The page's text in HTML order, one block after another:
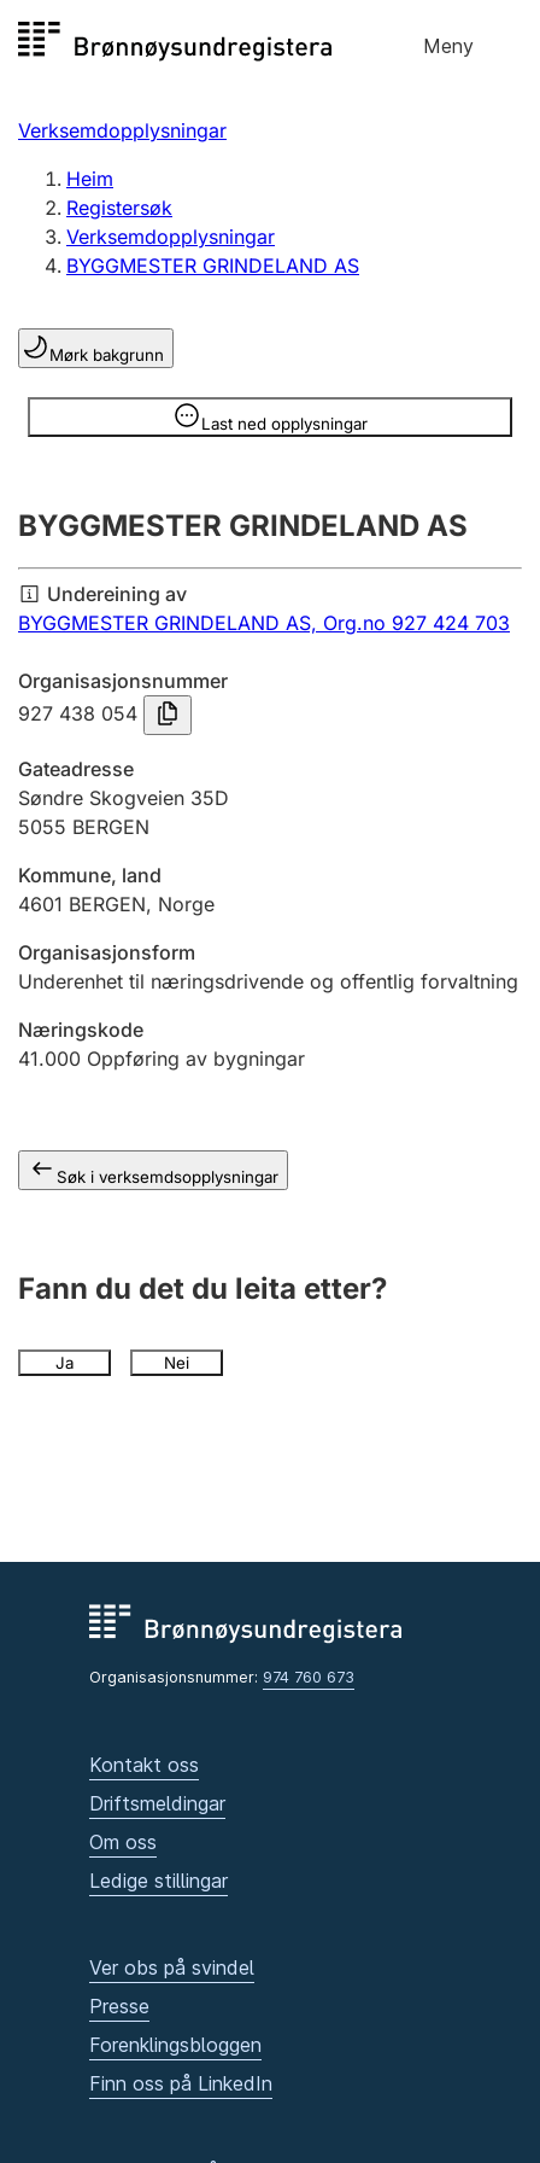
til
Meny
Registersøk
Aksjeselskap
Enkeltpersonføretak
Registrere, endre, slette
Lag og foreining
Registrere, endre, slette
Årsrekneskap
Innsending og forseinkingsgebyr
Tinglysing
Jeger
Betaling og jegeravgiftskort
Ektepaktrettleiaren
Verksemdopplysningar
Heim
Registersøk
Verksemdopplysningar
BYGGMESTER GRINDELAND AS
Mørk bakgrunn
Last ned opplysningar
Opplysninger er skjult
BYGGMESTER GRINDELAND AS
Undereining av
BYGGMESTER GRINDELAND AS, Org.no 927 424 703
Organisasjonsnummer
927 438 054
Gateadresse
Søndre Skogveien 35D
5055 BERGEN
Kommune, land
4601 BERGEN, Norge
Organisasjonsform
Underenhet til næringsdrivende og offentlig forvaltning
Næringskode
41.000 Oppføring av bygningar
Søk i verksemdsopplysningar
Fann du det du leita etter?
Ja Nei
Organisasjonsnummer: 974 760 673
Kontakt oss
Driftsmeldingar
Om oss
Ledige stillingar
Ver obs på svindel
Presse
Forenklingsbloggen
Finn oss på LinkedIn